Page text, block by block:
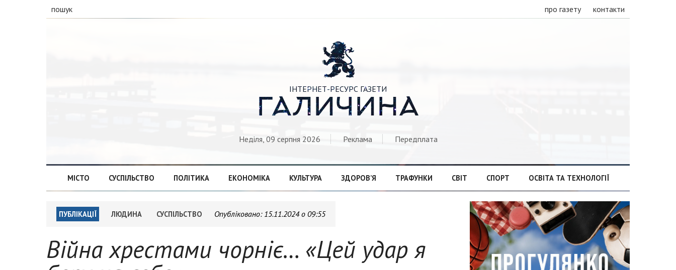
пошук про газету контакти

ІНТЕРНЕТ-РЕСУРС ГАЗЕТИ
ГАЛИЧИНА
Неділя, 09 серпня 2026 Реклама Передплата
МІСТО СУСПІЛЬСТВО ПОЛІТИКА ЕКОНОМІКА КУЛЬТУРА ЗДОРОВ’Я ТРАФУНКИ СВІТ СПОРТ ОСВІТА ТА ТЕХНОЛОГІЇ
ПУБЛІКАЦІЇ ЛЮДИНА СУСПІЛЬСТВО Опубліковано: 15.11.2024 о 09:55
Війна хрестами чорніє… «Цей удар я